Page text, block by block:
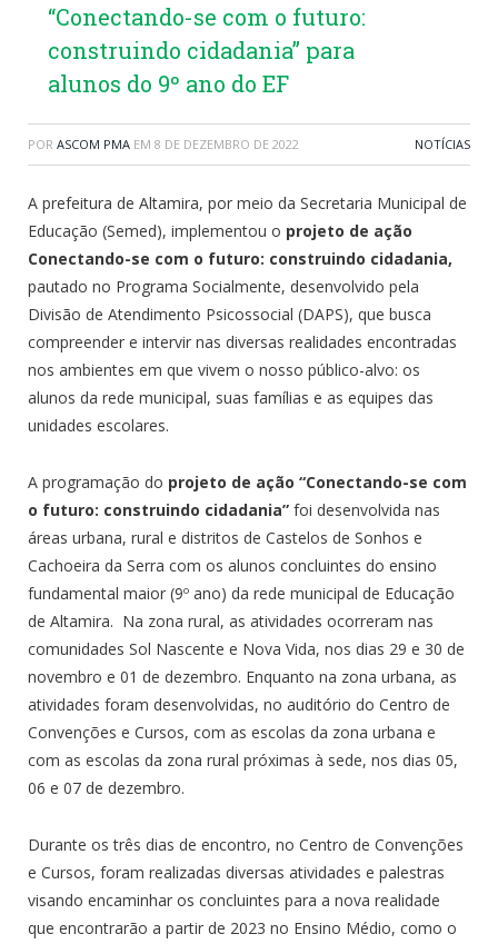
“Conectando-se com o futuro:
construindo cidadania” para
alunos do 9º ano do EF
POR ASCOM PMA EM 8 DE DEZEMBRO DE 2022 NOTÍCIAS
A prefeitura de Altamira, por meio da Secretaria Municipal de
Educação (Semed), implementou o projeto de ação
Conectando-se com o futuro: construindo cidadania,
pautado no Programa Socialmente, desenvolvido pela
Divisão de Atendimento Psicossocial (DAPS), que busca
compreender e intervir nas diversas realidades encontradas
nos ambientes em que vivem o nosso público-alvo: os
alunos da rede municipal, suas famílias e as equipes das
unidades escolares.
A programação do projeto de ação “Conectando-se com
o futuro: construindo cidadania” foi desenvolvida nas
áreas urbana, rural e distritos de Castelos de Sonhos e
Cachoeira da Serra com os alunos concluintes do ensino
fundamental maior (9º ano) da rede municipal de Educação
de Altamira. Na zona rural, as atividades ocorreram nas
comunidades Sol Nascente e Nova Vida, nos dias 29 e 30 de
novembro e 01 de dezembro. Enquanto na zona urbana, as
atividades foram desenvolvidas, no auditório do Centro de
Convenções e Cursos, com as escolas da zona urbana e
com as escolas da zona rural próximas à sede, nos dias 05,
06 e 07 de dezembro.
Durante os três dias de encontro, no Centro de Convenções
e Cursos, foram realizadas diversas atividades e palestras
visando encaminhar os concluintes para a nova realidade
que encontrarão a partir de 2023 no Ensino Médio, como o